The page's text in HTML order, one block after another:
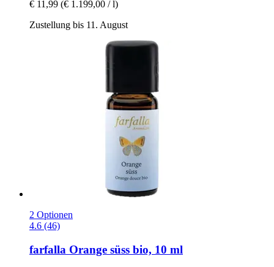
€ 11,99 (€ 1.199,00 / l)
Zustellung bis 11. August
2 Optionen
4.6 (46)
farfalla Orange süss bio, 10 ml